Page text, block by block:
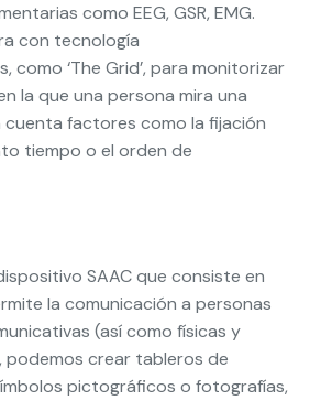
como EEG, GSR, EMG.
con tecnología
como ‘The Grid’, para monitorizar
la que una persona mira una
cuenta factores como la fijación
tiempo o el orden de
SAAC que consiste en
la comunicación a personas
(así como físicas y
podemos crear tableros de
pictográficos o fotografías,